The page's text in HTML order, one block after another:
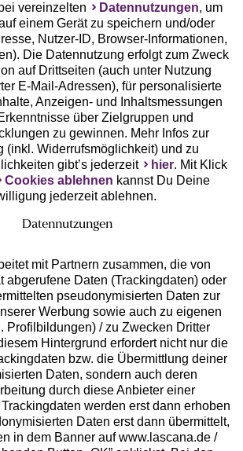
vereinzelten
Datennutzungen, um
einem Gerät zu speichern und/oder
Nutzer-ID, Browser-Informationen,
Die Datennutzung erfolgt zum Zweck
auf Drittseiten (auch unter Nutzung
E-Mail-Adressen), für personalisierte
Anzeigen- und Inhaltsmessungen
über Zielgruppen und
zu gewinnen. Mehr Infos zur
(inkl. Widerrufsmöglichkeit) und zu
gibt’s jederzeit
hier. Mit Klick
Cookies ablehnen kannst Du Deine
jederzeit ablehnen.
Datennutzungen
mit Partnern zusammen, die von
abgerufene Daten (Trackingdaten) oder
pseudonymisierten Daten zur
Werbung sowie auch zu eigenen
Profilbildungen) / zu Zwecken Dritter
Hintergrund erfordert nicht nur die
bzw. die Übermittlung deiner
Daten, sondern auch deren
durch diese Anbieter einer
werden erst dann erhoben
Daten erst dann übermittelt,
in dem Banner auf www.lascana.de /